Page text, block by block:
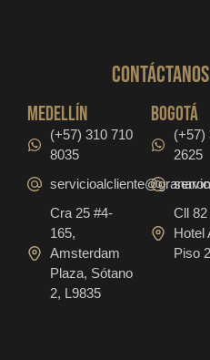
medellín
(+57) 310 710
8035
Cra 25 #4-
165,
Amsterdam
Plaza, Sótano
2, L9835
bogotá
(+57)
2625
Cll 82
Hotel
Piso 2